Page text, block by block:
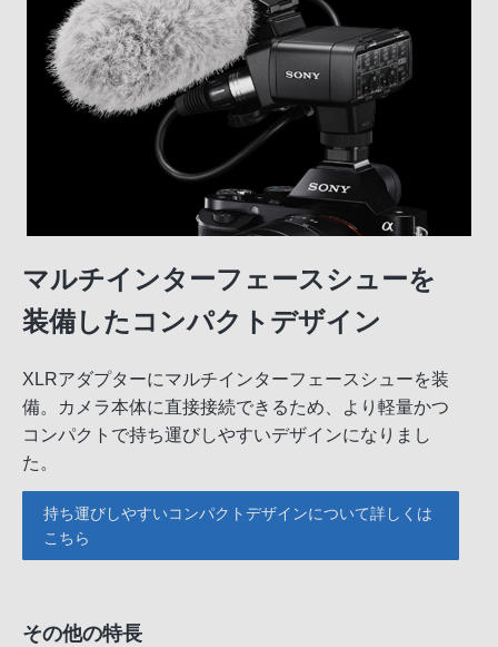
マルチインターフェースシューを
装備したコンパクトデザイン
XLRアダプターにマルチインターフェースシューを装
備。カメラ本体に直接接続できるため、より軽量かつ
コンパクトで持ち運びしやすいデザインになりまし
た。
持ち運びしやすいコンパクトデザインについて詳しくは
こちら
その他の特長